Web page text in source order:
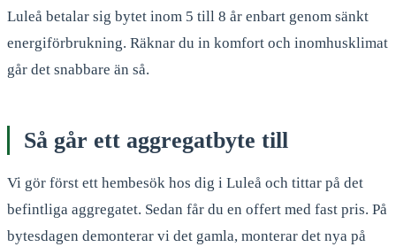
Luleå betalar sig bytet inom 5 till 8 år enbart genom sänkt
energiförbrukning. Räknar du in komfort och inomhusklimat
går det snabbare än så.
Så går ett aggregatbyte till
Vi gör först ett hembesök hos dig i Luleå och tittar på det
befintliga aggregatet. Sedan får du en offert med fast pris. På
bytesdagen demonterar vi det gamla, monterar det nya på